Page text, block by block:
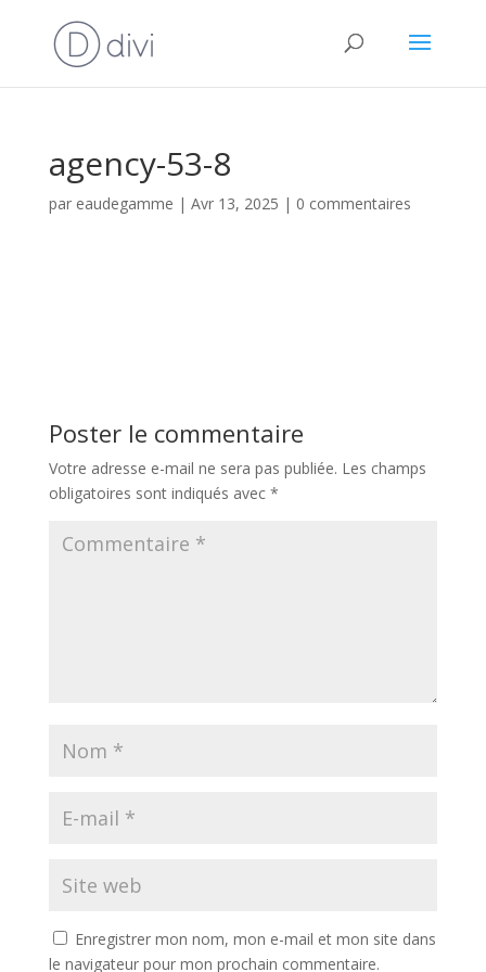
agency-53-8
par eaudegamme | Avr 13, 2025 | 0 commentaires
Poster le commentaire
Votre adresse e-mail ne sera pas publiée. Les champs
obligatoires sont indiqués avec *
Enregistrer mon nom, mon e-mail et mon site dans
le navigateur pour mon prochain commentaire.